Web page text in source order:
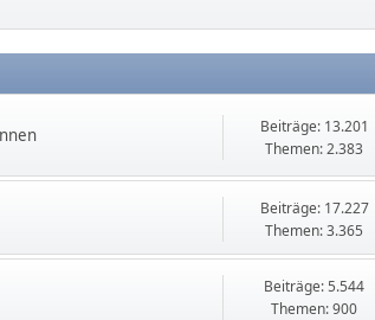
Beiträge: 13.201
Themen: 2.383
Beiträge: 17.227
Themen: 3.365
Beiträge: 5.544
Themen: 900